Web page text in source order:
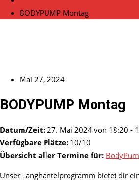
BODYPUMP Montag
Mai 27, 2024
BODYPUMP Montag
Datum/Zeit: 27. Mai 2024 von 18:20 -
Verfügbare Plätze: 10/10
Übersicht aller Termine für:
Unser Langhantelprogramm bietet dir